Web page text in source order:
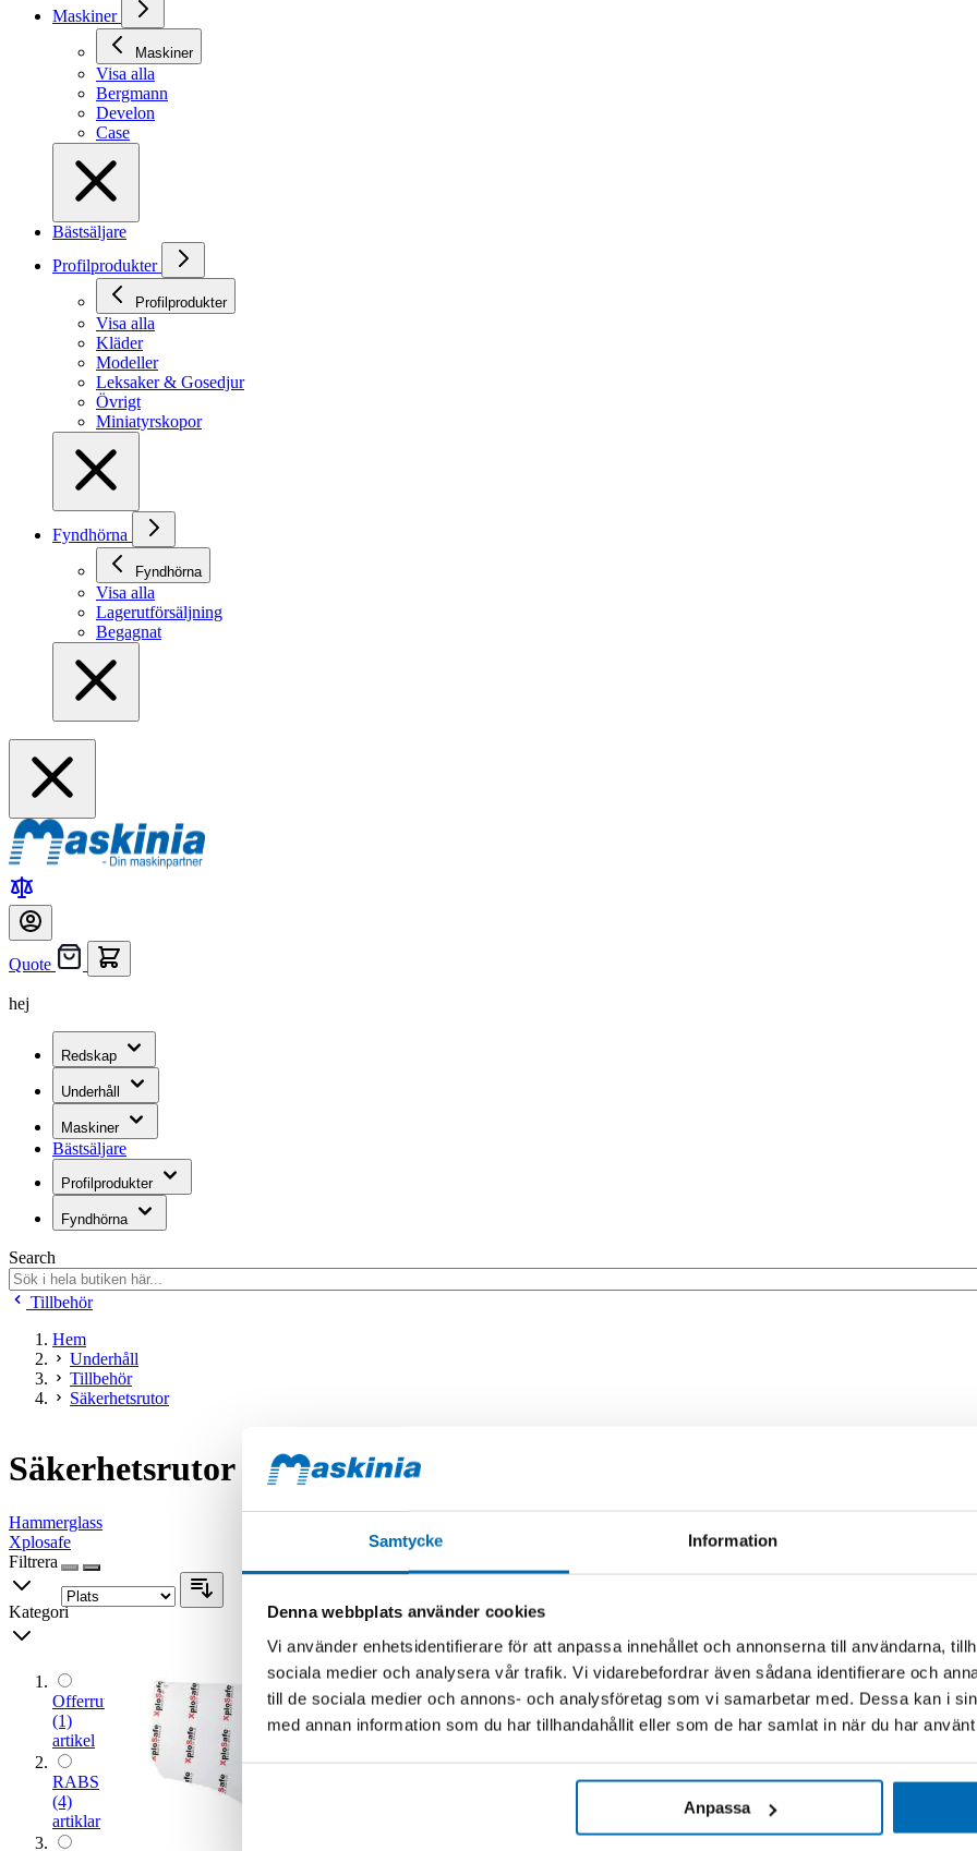
Samtycke Information
Denna webbplats använder cookies
Vi använder enhetsidentifierare för att anpassa innehållet och annonserna till användarna,
sociala medier och analysera vår trafik. Vi vidarebefordrar även sådana identifierare och
till de sociala medier och annons- och analysföretag som vi samarbetar med. Dessa kan i
med annan information som du har tillhandahållit eller som de har samlat in när du har
Anpassa
Maskiner
Maskiner
Visa alla
Bergmann
Develon
Case
Bästsäljare
Profilprodukter
Profilprodukter
Visa alla
Kläder
Modeller
Leksaker & Gosedjur
Övrigt
Miniatyrskopor
Fyndhörna
Fyndhörna
Visa alla
Lagerutförsäljning
Begagnat
Quote
hej
Redskap
Underhåll
Maskiner
Bästsäljare
Profilprodukter
Fyndhörna
Search
Tillbehör
Hem
Underhåll
Tillbehör
Säkerhetsrutor
Säkerhetsrutor
Hammerglass
Xplosafe
Filtrera
Kategori
Offerruta
(1)
artikel
RABS
(4)
artiklar